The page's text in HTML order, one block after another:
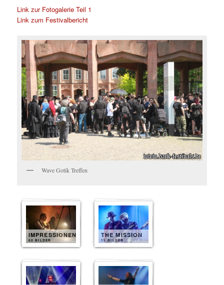
Link zur Fotogalerie Teil 1
Link zum Festivalbericht
Wave Gotik Treffen
IMPRESSIONEN
60 BILDER
THE MISSION
15 BILDER